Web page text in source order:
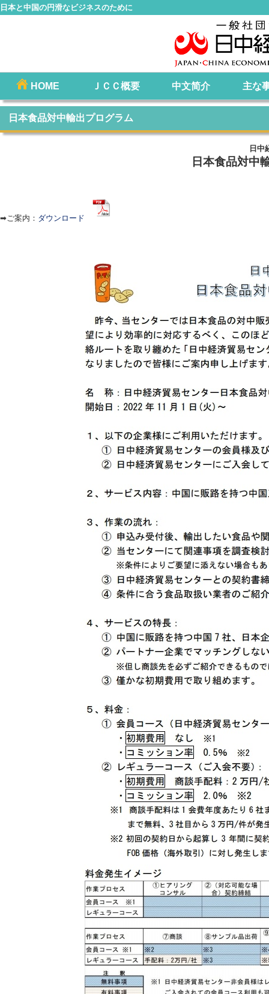
日本と中国の円滑なビジネスのために
メインメニュー
テ
HOME ＪＣＣ概要 中文简介 主な
日本食品対中輸出プログラム
日中
日本食品対中
➡ご案内： ダウンロード